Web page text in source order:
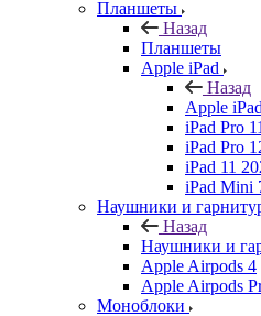
Планшеты
Назад
Планшеты
Apple iPad
Назад
Apple iPad
iPad Pro
iPad Pro
iPad 11
iPad Mini
Наушники и
Назад
Наушники и
Apple Airpods 4
Apple Airpods
Моноблоки